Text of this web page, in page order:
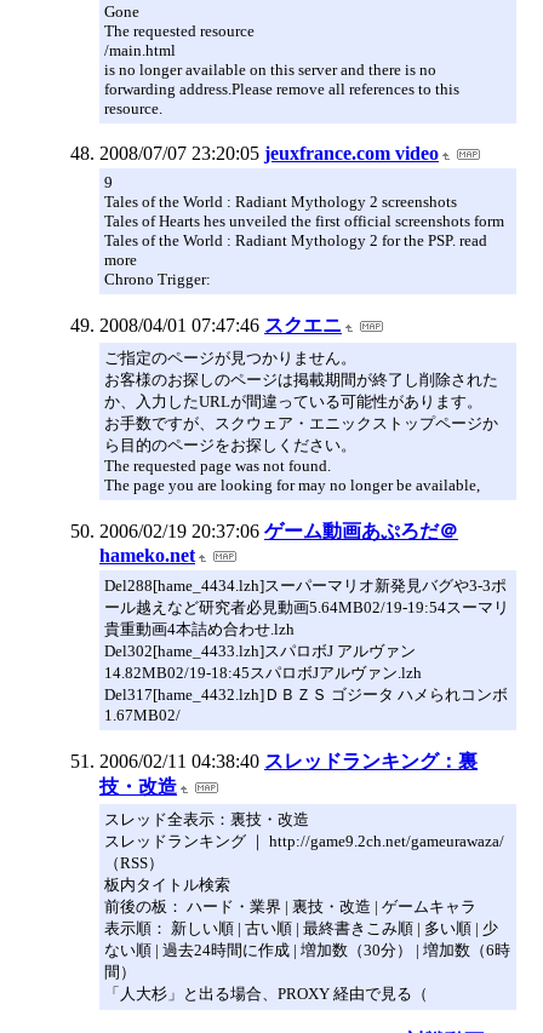
Gone
The requested resource
/main.html
is no longer available on this server and there is no
forwarding address.Please remove all references to this
resource.
2008/07/07 23:20:05 jeuxfrance.com video
9
Tales of the World : Radiant Mythology 2 screenshots
Tales of Hearts hes unveiled the first official screenshots form
Tales of the World : Radiant Mythology 2 for the PSP. read
more
Chrono Trigger:
2008/04/01 07:47:46 スクエニ
ご指定のページが見つかりません。
お客様のお探しのページは掲載期間が終了し削除された
か、入力したURLが間違っている可能性があります。
お手数ですが、スクウェア・エニックストップページか
ら目的のページをお探しください。
The requested page was not found.
The page you are looking for may no longer be available,
2006/02/19 20:37:06 ゲーム動画あぷろだ＠
hameko.net
Del288[hame_4434.lzh]スーパーマリオ新発見バグや3-3ポ
ール越えなど研究者必見動画5.64MB02/19-19:54スーマリ
貴重動画4本詰め合わせ.lzh
Del302[hame_4433.lzh]スパロボJ アルヴァン
14.82MB02/19-18:45スパロボJアルヴァン.lzh
Del317[hame_4432.lzh]ＤＢＺＳ ゴジータ ハメられコンボ
1.67MB02/
2006/02/11 04:38:40 スレッドランキング：裏
技・改造
スレッド全表示：裏技・改造
スレッドランキング ｜ http://game9.2ch.net/gameurawaza/
（RSS）
板内タイトル検索
前後の板： ハード・業界 | 裏技・改造 | ゲームキャラ
表示順： 新しい順 | 古い順 | 最終書きこみ順 | 多い順 | 少
ない順 | 過去24時間に作成 | 増加数（30分） | 増加数（6時
間）
「人大杉」と出る場合、PROXY 経由で見る（